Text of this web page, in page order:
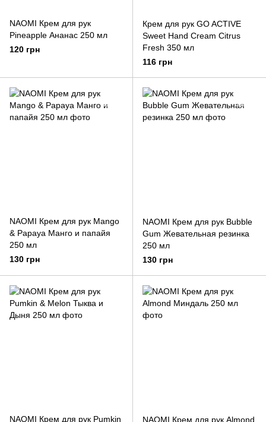
NAOMI Крем для рук
Pineapple Ананас 250 мл
120 грн
Крем для рук GO ACTIVE
Sweet Hand Cream Citrus
Fresh 350 мл
116 грн
NAOMI Крем для рук Mango
& Papaya Манго и папайя
250 мл
130 грн
NAOMI Крем для рук Bubble
Gum Жевательная резинка
250 мл
130 грн
NAOMI Крем для рук Pumkin NAOMI Крем для рук Almond